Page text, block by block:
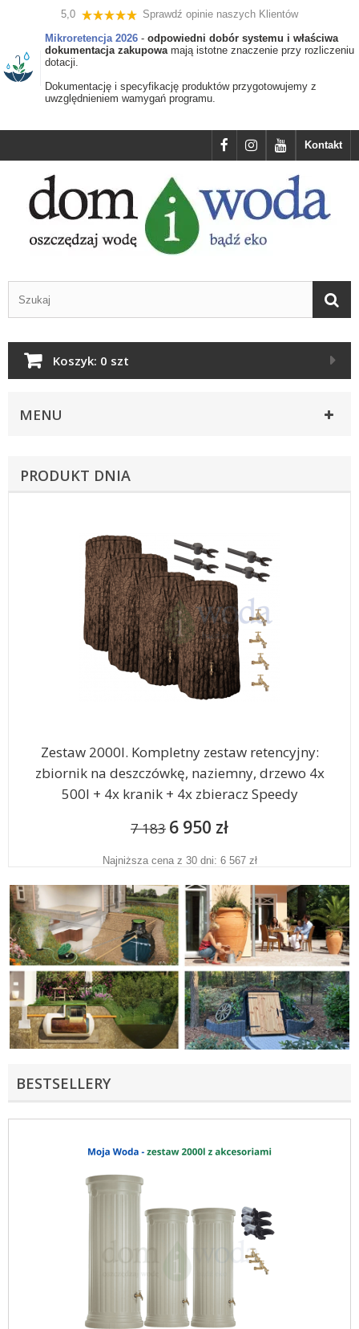
5,0
Sprawdź opinie naszych Klientów
Mikroretencja 2026 - odpowiedni dobór systemu i właściwa
dokumentacja zakupowamają istotne znaczenie przy rozliczeniu
dotacji.
Dokumentację i specyfikację produktów przygotowujemy z
uwzględnieniem wamygań programu.
Kontakt
Koszyk: 0 szt
MENU
PRODUKT DNIA
Zestaw 2000l. Kompletny zestaw retencyjny:
zbiornik na deszczówkę, naziemny, drzewo 4x
500l + 4x kranik + 4x zbieracz Speedy
7 183 6 950 zł
Najniższa cena z 30 dni: 6 567 zł
BESTSELLERY